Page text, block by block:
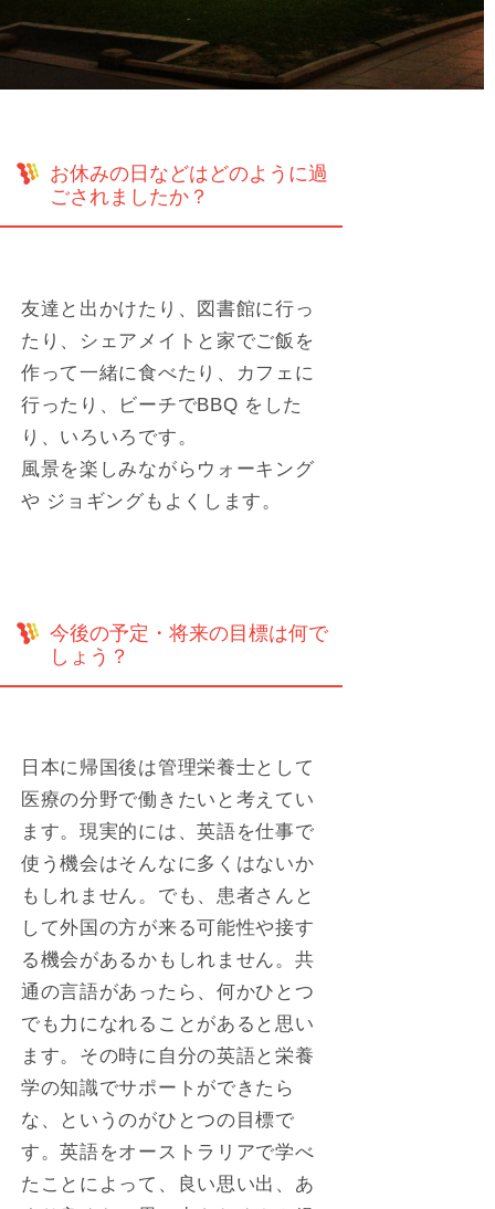
お休みの日などはどのように過
ごされましたか？
友達と出かけたり、図書館に行っ
たり、シェアメイトと家でご飯を
作って一緒に食べたり、カフェに
行ったり、ビーチでBBQ をした
り、いろいろです。
風景を楽しみながらウォーキング
や ジョギングもよくします。
今後の予定・将来の目標は何で
しょう？
日本に帰国後は管理栄養士として
医療の分野で働きたいと考えてい
ます。現実的には、英語を仕事で
使う機会はそんなに多くはないか
もしれません。でも、患者さんと
して外国の方が来る可能性や接す
る機会があるかもしれません。共
通の言語があったら、何かひとつ
でも力になれることがあると思い
ます。その時に自分の英語と栄養
学の知識でサポートができたら
な、というのがひとつの目標で
す。英語をオーストラリアで学べ
たことによって、良い思い出、あ